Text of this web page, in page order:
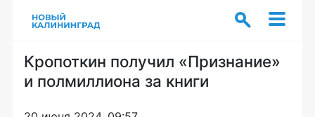
Кропоткин получил «Признание»
и полмиллиона за книги